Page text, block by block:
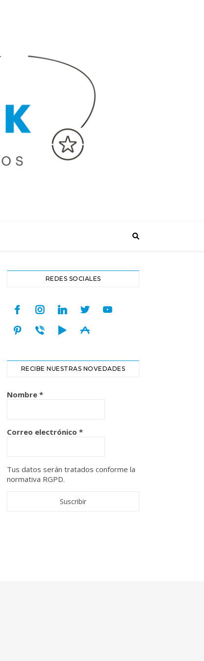
REDES SOCIALES
facebookinstagramlinkedintwitteryoutube
pinterest
viber play appstore
RECIBE NUESTRAS NOVEDADES
Nombre *
Correo electrónico *
Tus datos serán tratados conforme la
normativa RGPD.